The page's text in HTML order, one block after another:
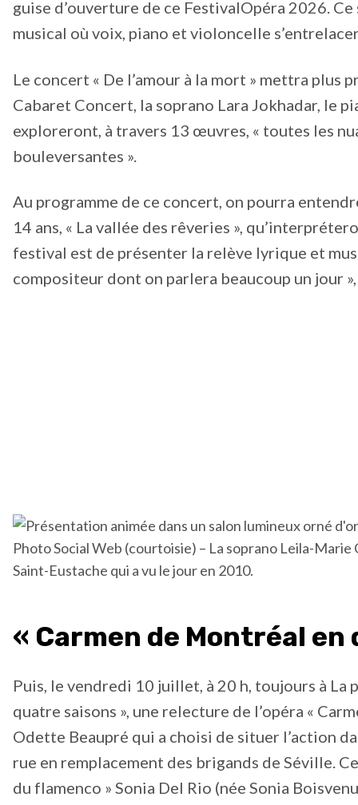
guise d’ouverture de ce FestivalOpéra 2026.
musical où voix, piano et violoncelle
Le concert « De l’amour à la mort » mettra
Cabaret Concert, la soprano Lara Jokhadar, le
exploreront, à travers 13 œuvres, « toutes les
bouleversantes ».
Au programme de ce concert, on pourra
14 ans, « La vallée des rêveries »,
festival est de présenter la relève lyrique et
compositeur dont on parlera beaucoup un jour
Photo Social Web (courtoisie) – La soprano Leila-
Saint-Eustache qui a vu le jour en 2010.
« Carmen de Montréal
Puis, le vendredi 10 juillet, à 20 h, toujours à
quatre saisons », une relecture de l’opéra «
Odette Beaupré qui a choisi de situer l’action
rue en remplacement des brigands de Séville.
du flamenco » Sonia Del Rio (née Sonia